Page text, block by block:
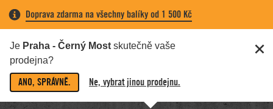
Doprava zdarma na všechny balíky od 1 500 Kč
Je Praha - Černý Most skutečně vaše
prodejna?
ANO, SPRÁVNĚ. Ne, vybrat jinou prodejnu.